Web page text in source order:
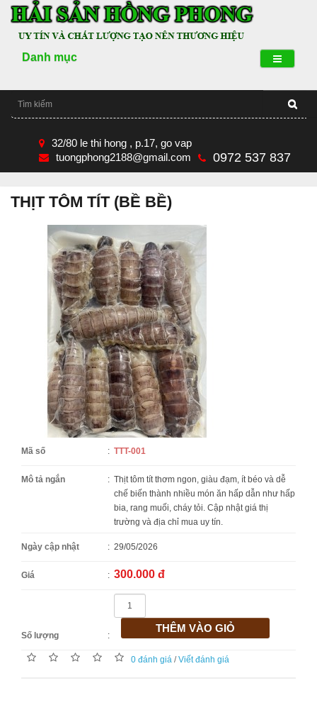
Danh mục
32/80 le thi hong , p.17, go vap
tuongphong2188@gmail.com
0972 537 837
THỊT TÔM TÍT (BỀ BỀ)
Mã số : TTT-001
Mô tả ngắn : Thịt tôm tít thơm ngon, giàu đạm, ít béo và dễ
chế biến thành nhiều món ăn hấp dẫn như hấp
bia, rang muối, cháy tỏi. Cập nhật giá thị
trường và địa chỉ mua uy tín.
Ngày cập nhật : 29/05/2026
Giá : 300.000 đ
Số lượng :
THÊM VÀO GIỎ
0 đánh giá /Viết đánh giá